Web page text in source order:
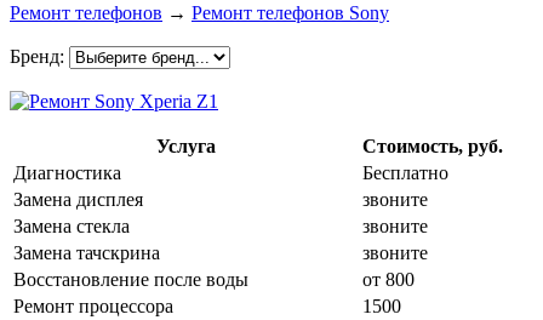
Ремонт телефонов → Ремонт телефонов Sony
Бренд:
Услуга
Стоимость, руб.
Диагностика
Бесплатно
Замена дисплея
звоните
Замена стекла
звоните
Замена тачскрина
звоните
Восстановление после воды
от 800
Ремонт процессора
1500